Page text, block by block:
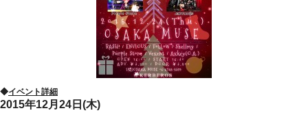
◆イベント詳細
2015年12月24日(木)